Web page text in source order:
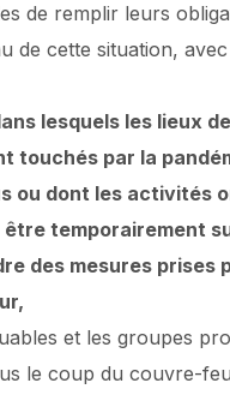
de remplir leurs
de cette situation,
lesquels les lieux
touchés par la
ou dont les activités
être temporairement
des mesures prises
et les groupes
le coup du couvre-